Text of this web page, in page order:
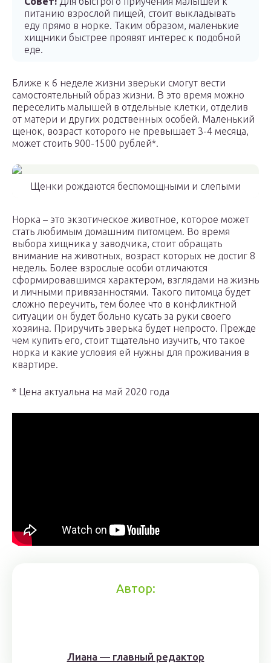
питанию взрослой пищей, стоит выкладывать
еду прямо в норке. Таким образом, маленькие
хищники быстрее проявят интерес к подобной
еде.
Ближе к 6 неделе жизни зверьки смогут вести
самостоятельный образ жизни. В это время можно
переселить малышей в отдельные клетки, отделив
от матери и других родственных особей. Маленький
щенок, возраст которого не превышает 3-4 месяца,
может стоить 900-1500 рублей*.
Щенки рождаются беспомощными и слепыми
Норка – это экзотическое животное, которое может
стать любимым домашним питомцем. Во время
выбора хищника у заводчика, стоит обращать
внимание на животных, возраст которых не достиг 8
недель. Более взрослые особи отличаются
сформировавшимся характером, взглядами на жизнь
и личными привязанностями. Такого питомца будет
сложно переучить, тем более что в конфликтной
ситуации он будет больно кусать за руки своего
хозяина. Приручить зверька будет непросто. Прежде
чем купить его, стоит тщательно изучить, что такое
норка и какие условия ей нужны для проживания в
квартире.
* Цена актуальна на май 2020 года
Автор:
Лиана — главный редактор